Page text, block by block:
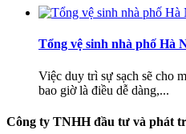
Tổng vệ sinh nhà phố Hà
Việc duy trì sự sạch sẽ cho
bao giờ là điều dễ dàng,...
Công ty TNHH đầu tư và phát